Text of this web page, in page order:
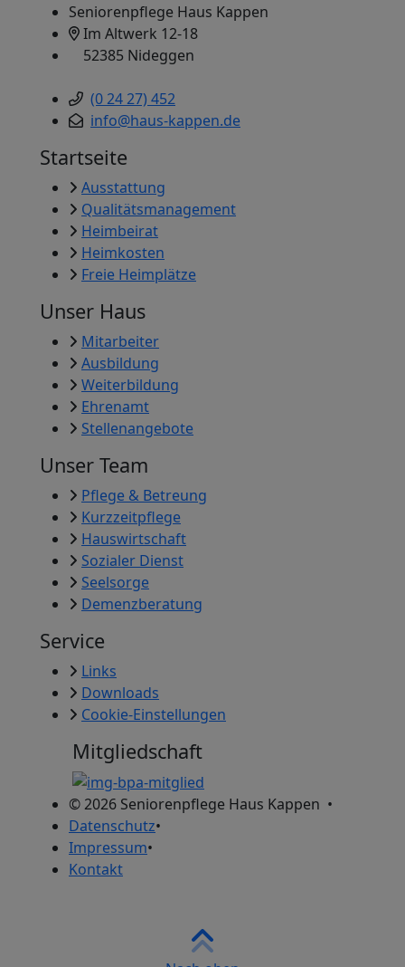
Seniorenpflege Haus Kappen
Im Altwerk 12-18
52385 Nideggen
(0 24 27) 452
info@haus-kappen.de
Startseite
Ausstattung
Qualitätsmanagement
Heimbeirat
Heimkosten
Freie Heimplätze
Unser Haus
Mitarbeiter
Ausbildung
Weiterbildung
Ehrenamt
Stellenangebote
Unser Team
Pflege & Betreung
Kurzzeitpflege
Hauswirtschaft
Sozialer Dienst
Seelsorge
Demenzberatung
Service
Links
Downloads
Cookie-Einstellungen
Mitgliedschaft
© 2026 Seniorenpflege Haus Kappen •
Datenschutz•
Impressum•
Kontakt